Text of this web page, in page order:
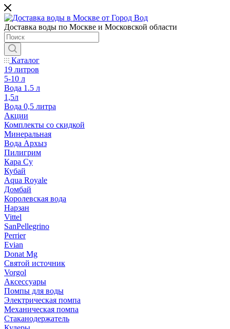
Доставка воды по Москве и Московской области
Каталог
19 литров
5-10 л
Вода 1.5 л
1,5л
Вода 0,5 литра
Акции
Комплекты со скидкой
Минеральная
Вода Архыз
Пилигрим
Кара Су
Кубай
Aqua Royale
Домбай
Королевская вода
Нарзан
Vittel
SanPellegrino
Perrier
Evian
Donat Mg
Святой источник
Vorgol
Аксессуары
Помпы для воды
Электрическая помпа
Механическая помпа
Стаканодержатель